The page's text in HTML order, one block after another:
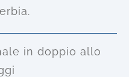
in doppio allo